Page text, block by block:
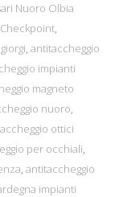
Nuoro Olbia
,
, antitaccheggio
impianti
magneto
nuoro,
ottici
per occhiali,
, antitaccheggio
impianti